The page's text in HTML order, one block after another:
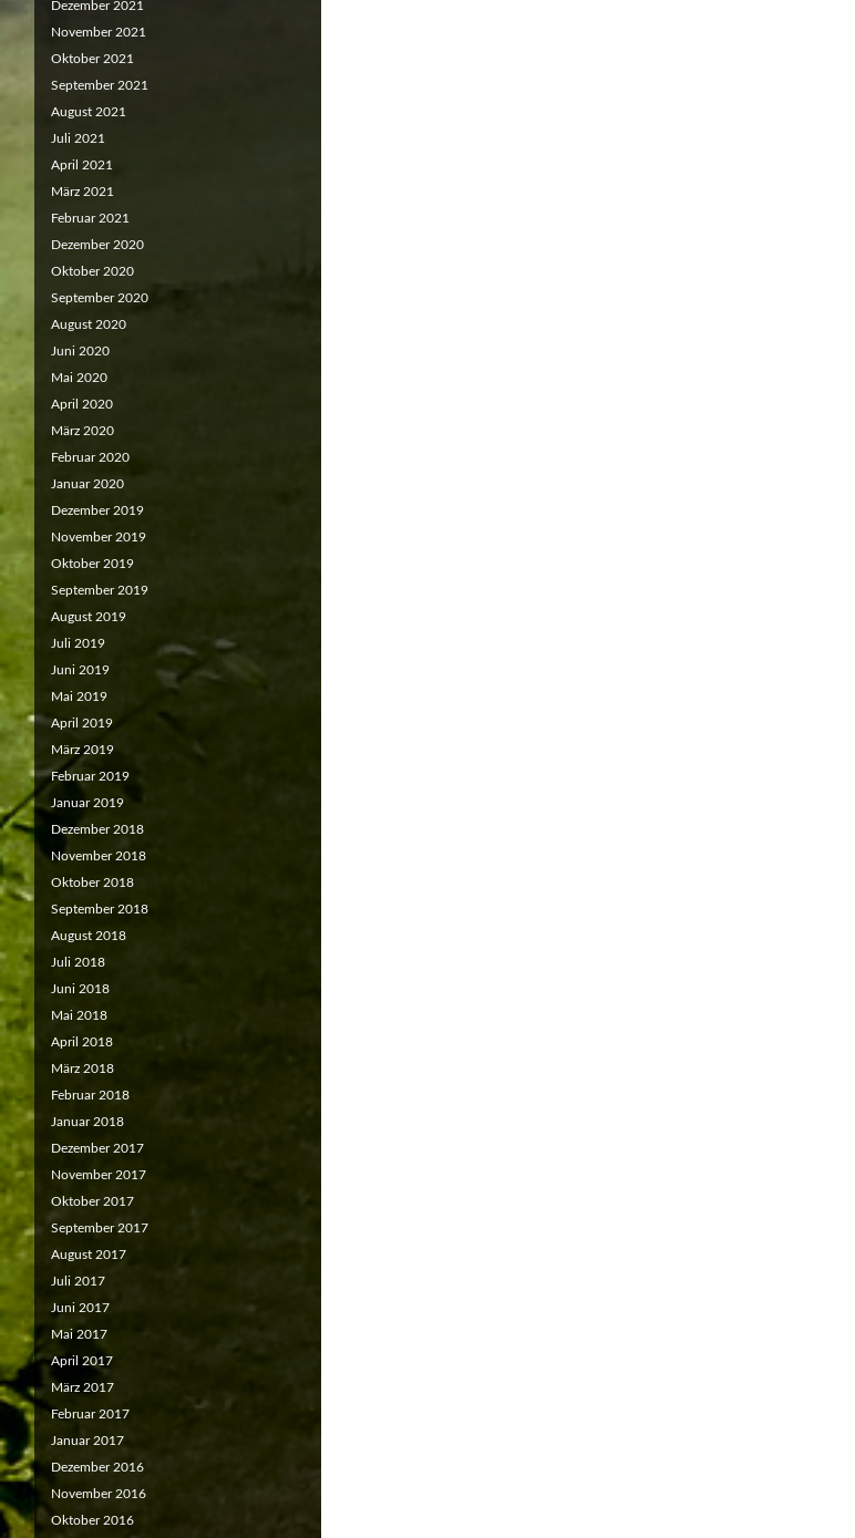
Dezember 2021
November 2021
Oktober 2021
September 2021
August 2021
Juli 2021
April 2021
März 2021
Februar 2021
Dezember 2020
Oktober 2020
September 2020
August 2020
Juni 2020
Mai 2020
April 2020
März 2020
Februar 2020
Januar 2020
Dezember 2019
November 2019
Oktober 2019
September 2019
August 2019
Juli 2019
Juni 2019
Mai 2019
April 2019
März 2019
Februar 2019
Januar 2019
Dezember 2018
November 2018
Oktober 2018
September 2018
August 2018
Juli 2018
Juni 2018
Mai 2018
April 2018
März 2018
Februar 2018
Januar 2018
Dezember 2017
November 2017
Oktober 2017
September 2017
August 2017
Juli 2017
Juni 2017
Mai 2017
April 2017
März 2017
Februar 2017
Januar 2017
Dezember 2016
November 2016
Oktober 2016